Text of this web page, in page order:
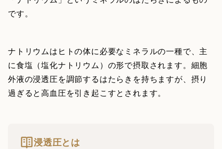
です。
ナトリウムはヒトの体に必要なミネラルの一種で、主
に食塩（塩化ナトリウム）の形で摂取されます。細胞
外液の浸透圧を調節するはたらきを持ちますが、摂り
過ぎると高血圧を引き起こすとされます。
浸透圧とは